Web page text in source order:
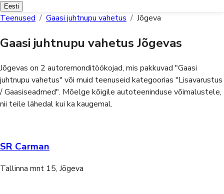
Eesti
Teenused / Gaasi juhtnupu vahetus / Jõgeva
Gaasi juhtnupu vahetus Jõgevas
Jõgevas on 2 autoremonditöökojad, mis pakkuvad "Gaasi
juhtnupu vahetus" või muid teenuseid kategoorias "Lisavarustus
/ Gaasiseadmed". Mõelge kõigile autoteeninduse võimalustele,
nii teile lähedal kui ka kaugemal.
SR Carman
Tallinna mnt 15, Jõgeva